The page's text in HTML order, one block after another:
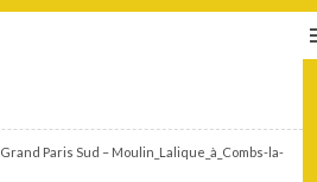
Grand Paris Sud – Moulin_Lalique_à_Combs-la-